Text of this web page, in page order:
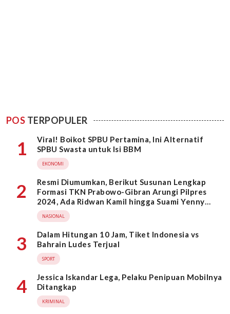
POS TERPOPULER
1
Viral! Boikot SPBU Pertamina, Ini Alternatif
SPBU Swasta untuk Isi BBM
EKONOMI
2
Resmi Diumumkan, Berikut Susunan Lengkap
Formasi TKN Prabowo-Gibran Arungi Pilpres
2024, Ada Ridwan Kamil hingga Suami Yenny
Wahid
NASIONAL
3
Dalam Hitungan 10 Jam, Tiket Indonesia vs
Bahrain Ludes Terjual
SPORT
4
Jessica Iskandar Lega, Pelaku Penipuan Mobilnya
Ditangkap
KRIMINAL